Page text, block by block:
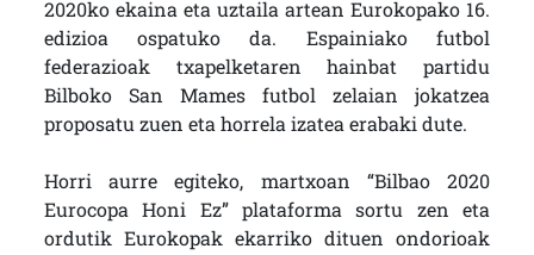
2020ko ekaina eta uztaila artean Eurokopako 16.
edizioa ospatuko da. Espainiako futbol
federazioak txapelketaren hainbat partidu
Bilboko San Mames futbol zelaian jokatzea
proposatu zuen eta horrela izatea erabaki dute.
Horri aurre egiteko, martxoan “Bilbao 2020
Eurocopa Honi Ez” plataforma sortu zen eta
ordutik Eurokopak ekarriko dituen ondorioak